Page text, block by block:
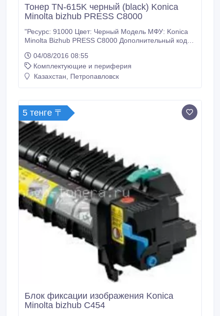
Тонер TN-615K черный (black) Konica
Minolta bizhub PRESS C8000
"Ресурс: 91000 Цвет: Черный Модель МФУ: Konica
Minolta Bizhub PRESS C8000 Дополнительный код:
1505 У нас: Только оригинальные расходные
материалы. 100% гарантия качества товара.
Заходите на наш сайт много-тонера точка рф.
04/08/2016 08:55
Комплектующие и периферия
Казахстан, Петропавловск
5 тенге 〒
Блок фиксации изображения Konica
Minolta bizhub C454